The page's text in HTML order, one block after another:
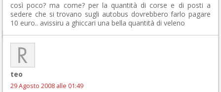
così poco? ma come? per la quantità di corse e di posti a
sedere che si trovano sugli autobus dovrebbero farlo pagare
10 euro.. avissiru a ghiccari una bella quantità di veleno
teo
29 Agosto 2008 alle 01:49